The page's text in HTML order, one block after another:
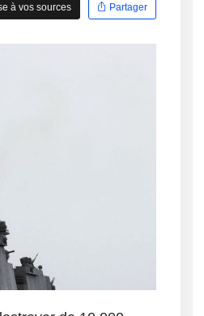
à vos sources
Partager